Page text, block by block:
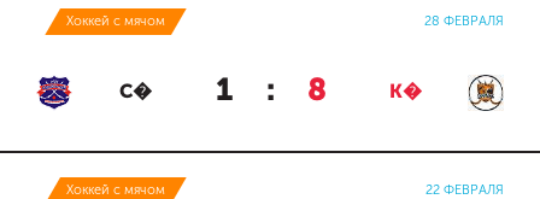
Хоккей с мячом 28 ФЕВРАЛЯ
С� 1 : 8 К�
Хоккей с мячом 22 ФЕВРАЛЯ